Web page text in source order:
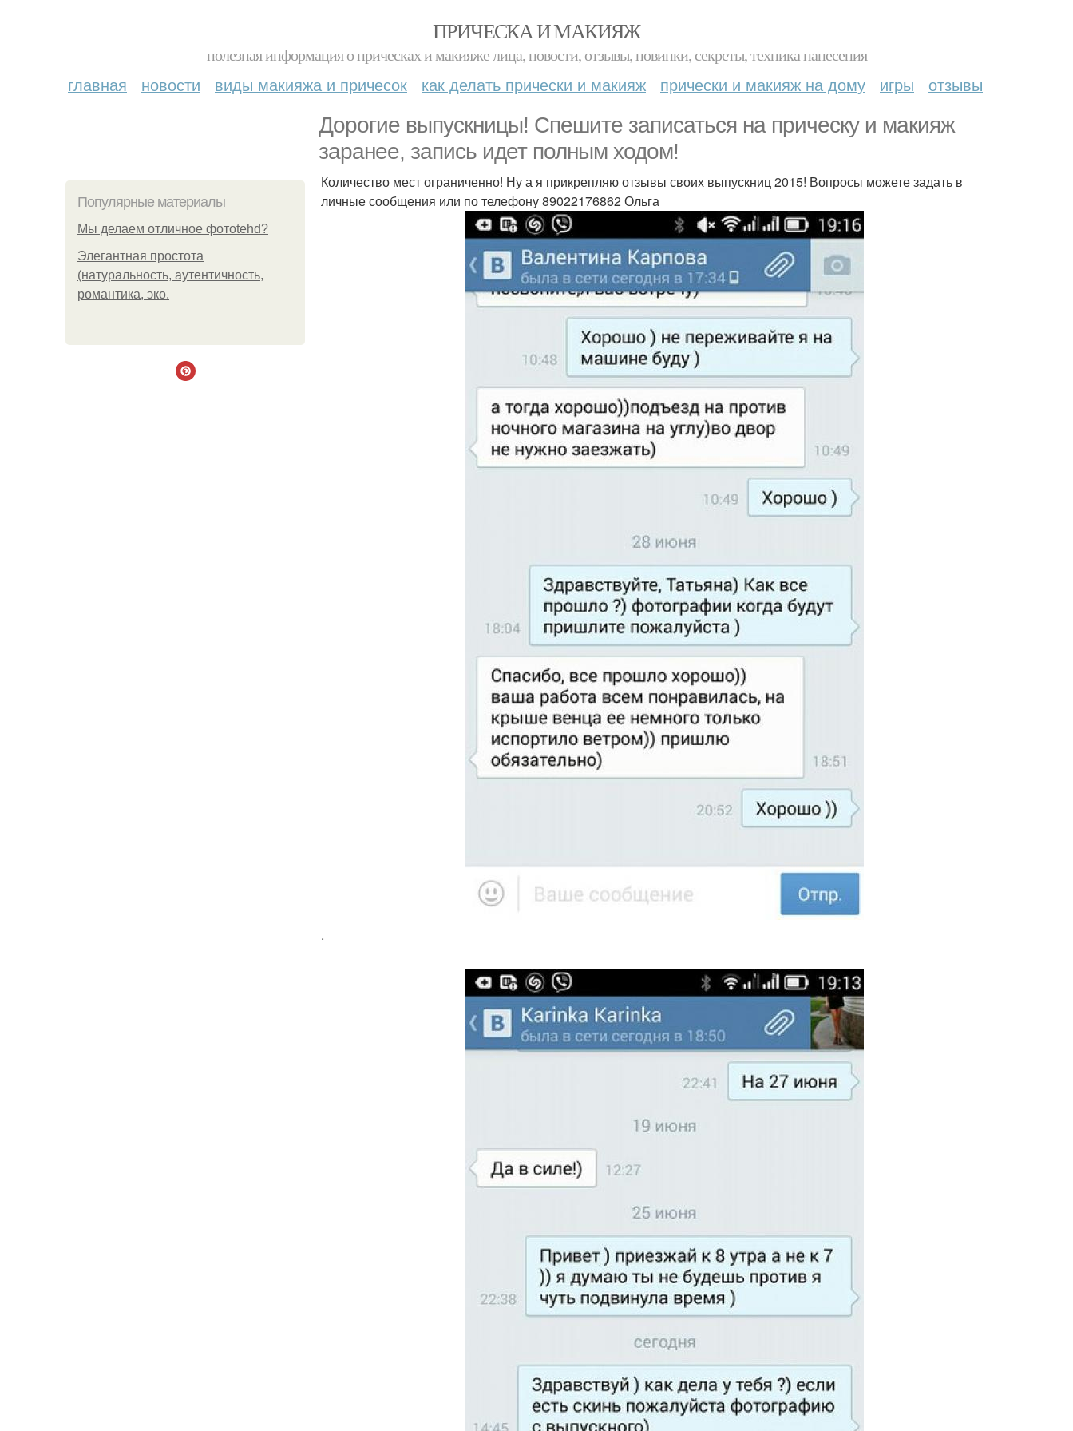
ПРИЧЕСКА И МАКИЯЖ
полезная информация о прическах и макияже лица, новости, отзывы, новинки, секреты, техника нанесения
главная новости виды макияжа и причесок как делать прически и макияж прически и макияж на дому игры отзывы
Дорогие выпускницы! Спешите записаться на прическу и макияж
заранее, запись идет полным ходом!
Популярные материалы
Мы делаем отличное фотоtehd?
Элегантная простота
(натуральность, аутентичность,
романтика, эко.
Количество мест ограниченно! Ну а я прикрепляю отзывы своих выпускниц 2015! Вопросы можете задать в
личные сообщения или по телефону 89022176862 Ольга
.